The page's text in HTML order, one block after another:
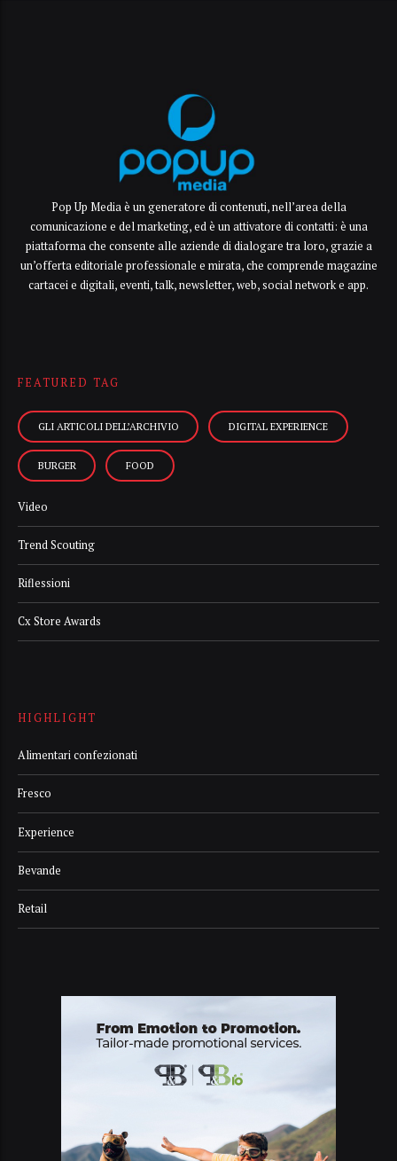
Pop Up Media è un generatore di contenuti, nell’area della
comunicazione e del marketing, ed è un attivatore di contatti: è una
piattaforma che consente alle aziende di dialogare tra loro, grazie a
un’offerta editoriale professionale e mirata, che comprende magazine
cartacei e digitali, eventi, talk, newsletter, web, social network e app.
FEATURED TAG
GLI ARTICOLI DELL’ARCHIVIO DIGITAL EXPERIENCE
BURGER FOOD
Video
Trend Scouting
Riflessioni
Cx Store Awards
HIGHLIGHT
Alimentari confezionati
Fresco
Experience
Bevande
Retail